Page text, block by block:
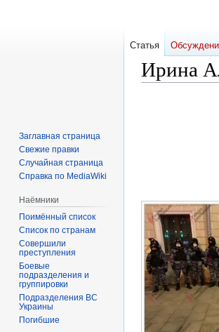
Ирина
Статья
Заглавная страница
Свежие правки
Случайная страница
Справка по MediaWiki
Наёмники
Поимённый список
Список по странам
Совершили
преступления
Боевые
подразделения и
группировки
Подразделения ВС
Украины
Погибшие